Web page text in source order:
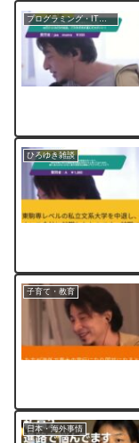
プログラミング・IT業界
ひろゆき雑談
子育て・教育
日本・海外事情